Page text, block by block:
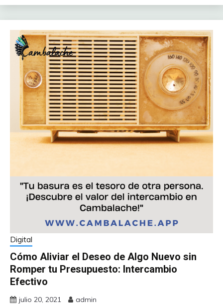
Digital
Cómo Aliviar el Deseo de Algo Nuevo sin
Romper tu Presupuesto: Intercambio
Efectivo
julio 20, 2021 admin